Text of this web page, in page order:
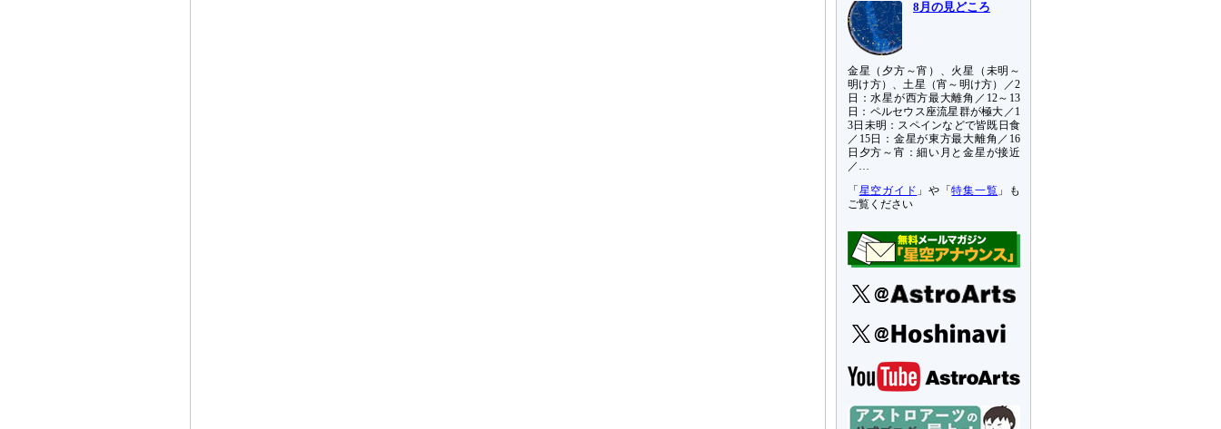
8月の見どころ
金星（夕方～宵）、火星（未明～
明け方）、土星（宵～明け方）／2
日：水星が西方最大離角／12～13
日：ペルセウス座流星群が極大／1
3日未明：スペインなどで皆既日食
／15日：金星が東方最大離角／16
日夕方～宵：細い月と金星が接近
／…
「 星空ガイド 」や「特集一覧 」も
ご覧ください